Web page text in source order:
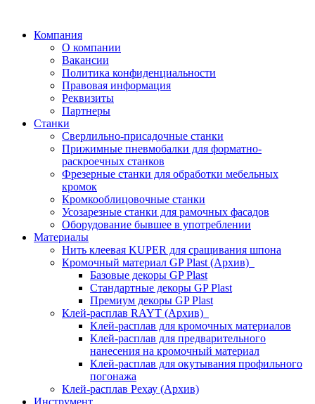
Компания
О компании
Вакансии
Политика конфиденциальности
Правовая информация
Реквизиты
Партнеры
Станки
Сверлильно-присадочные станки
Прижимные пневмобалки для форматно-
раскроечных станков
Фрезерные станки для обработки мебельных
кромок
Кромкооблицовочные станки
Усозарезные станки для рамочных фасадов
Оборудование бывшее в употреблении
Материалы
Нить клеевая KUPER для сращивания шпона
Кромочный материал GP Plast (Архив)
Базовые декоры GP Plast
Стандартные декоры GP Plast
Премиум декоры GP Plast
Клей-расплав RAYT (Архив)
Клей-расплав для кромочных материалов
Клей-расплав для предварительного
нанесения на кромочный материал
Клей-расплав для окутывания профильного
погонажа
Клей-расплав Рехау (Архив)
Инструмент